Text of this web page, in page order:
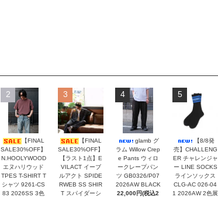
2
【FINAL
SALE30%OFF】
N.HOOLYWOOD
エヌハリウッド
TPES T-SHIRT T
シャツ 9261-CS
83 2026SS 3色
3
【FINAL
SALE30%OFF】
【ラスト1点】E
VILACT イーブ
ルアクト SPIDE
RWEB SS SHIR
T スパイダーシ
4
glamb グ
ラム Willow Crep
e Pants ウィロ
ークレープパン
ツ GB0326/P07
2026AW BLACK
22,000円(税込2
5
【8/8発
売】CHALLENG
ER チャレンジャ
ー LINE SOCKS
ラインソックス
CLG-AC 026-04
1 2026AW 2色展